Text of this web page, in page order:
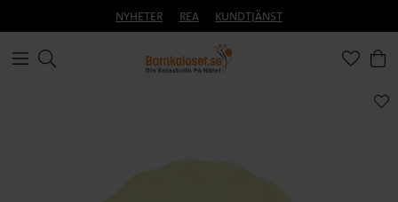
NYHETER REA KUNDTJÄNST